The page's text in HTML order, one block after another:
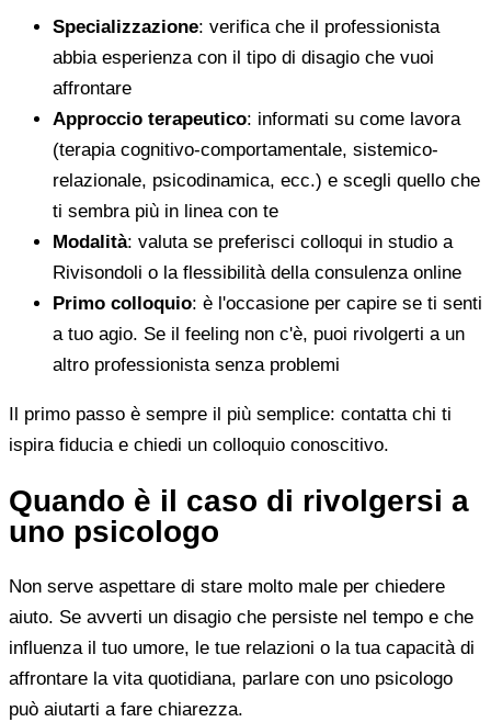
Specializzazione: verifica che il professionista
abbia esperienza con il tipo di disagio che vuoi
affrontare
Approccio terapeutico: informati su come lavora
(terapia cognitivo-comportamentale, sistemico-
relazionale, psicodinamica, ecc.) e scegli quello che
ti sembra più in linea con te
Modalità: valuta se preferisci colloqui in studio a
Rivisondoli o la flessibilità della consulenza online
Primo colloquio: è l'occasione per capire se ti senti
a tuo agio. Se il feeling non c'è, puoi rivolgerti a un
altro professionista senza problemi
Il primo passo è sempre il più semplice: contatta chi ti
ispira fiducia e chiedi un colloquio conoscitivo.
Quando è il caso di rivolgersi a
uno psicologo
Non serve aspettare di stare molto male per chiedere
aiuto. Se avverti un disagio che persiste nel tempo e che
influenza il tuo umore, le tue relazioni o la tua capacità di
affrontare la vita quotidiana, parlare con uno psicologo
può aiutarti a fare chiarezza.